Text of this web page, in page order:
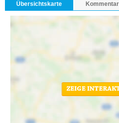
Übersichtskarte
ZEIGE